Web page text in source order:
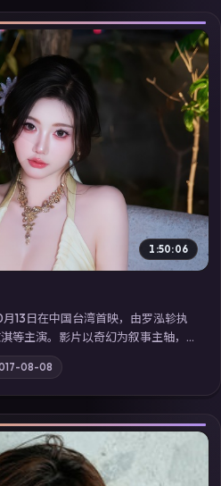
▶
1:50:06
13日在中国台湾首映，由罗泓轸执
等主演。影片以奇幻为叙事主轴，
条时间线上交锋；摄影与配乐强化
产免费观看高清电视剧在线看」延
高清在线追剧体验。
08-08